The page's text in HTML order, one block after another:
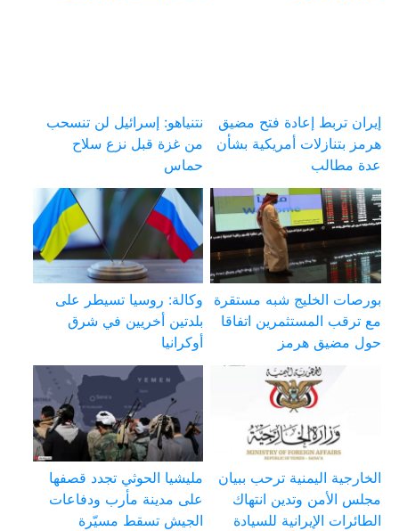
إيران تربط إعادة فتح مضيق
هرمز بتنازلات أمريكية بشأن
عدة مطالب
نتنياهو: إسرائيل لن تنسحب
من غزة قبل نزع سلاح
حماس
بورصات الخليج شبه مستقرة
مع ترقب المستثمرين اتفاقا
حول مضيق هرمز
وكالة: روسيا تسيطر على
بلدتين أخريين في شرق
أوكرانيا
الخارجية اليمنية ترحب ببيان
مجلس الأمن وتدين انتهاك
الطائرات الإيرانية للسيادة
مليشيا الحوثي تجدد قصفها
على مدينة مأرب ودفاعات
الجيش تسقط مسيّرة